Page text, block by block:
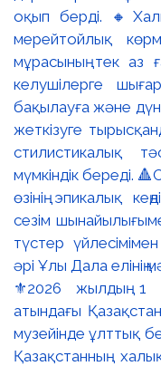
⚜️2026 жылдың 1
атындағы
музейінде ұлттық
Қазақстанның